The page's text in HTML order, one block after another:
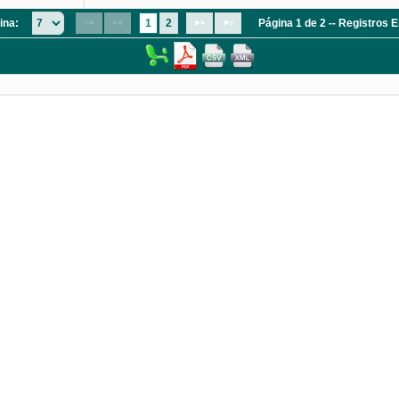
1 2 Página 1 de 2 -- Registros